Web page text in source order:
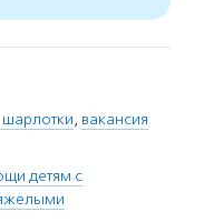
шарлотки, вакансия
детям с